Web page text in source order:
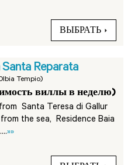
ВЫБРАТЬ
Santa Reparata
Tempio)
виллы в неделю)
Santa Teresa di Gallur
the sea, Residence Baia
»»